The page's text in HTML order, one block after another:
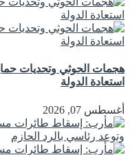
هجمات الحوثي وتحديات
استعادة الدولة
أغسطس 07, 2026